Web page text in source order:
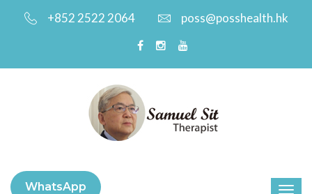
+852 2522 2064 poss@posshealth.hk
WhatsApp